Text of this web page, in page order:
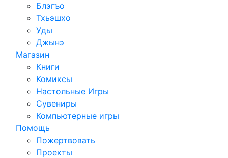
Блэгъо
Тхьэшхо
Уды
Джынэ
Магазин
Книги
Комиксы
Настольные Игры
Сувениры
Компьютерные игры
Помощь
Пожертвовать
Проекты